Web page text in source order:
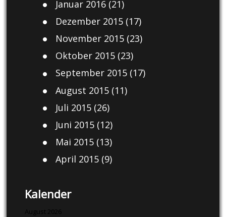
Januar 2016(21)
Dezember 2015(17)
November 2015(23)
Oktober 2015(23)
September 2015(17)
August 2015(11)
Juli 2015(26)
Juni 2015(12)
Mai 2015(13)
April 2015(9)
Kalender
August 2026